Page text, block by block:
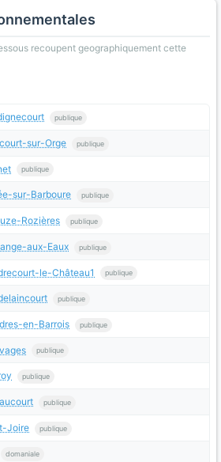
recoupent geographiquement cette
publique
sur-Orge publique
publique
sur-Barboure publique
Rozières publique
aux-Eaux publique
le-Château1 publique
publique
en-Barrois publique
publique
publique
publique
Joire publique
domaniale